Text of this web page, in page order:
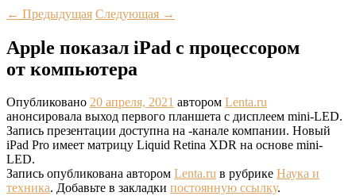
← Предыдущая Следующая →
Apple показал iPad с процессором
от компьютера
Опубликовано 20 апреля, 2021 автором Lenta.ru
анонсировала выход первого планшета с дисплеем mini-LED.
Запись презентации доступна на -канале компании. Новый
iPad Pro имеет матрицу Liquid Retina XDR на основе mini-
LED.
Запись опубликована автором Lenta.ru в рубрике Наука и
техника. Добавьте в закладки постоянную ссылку.